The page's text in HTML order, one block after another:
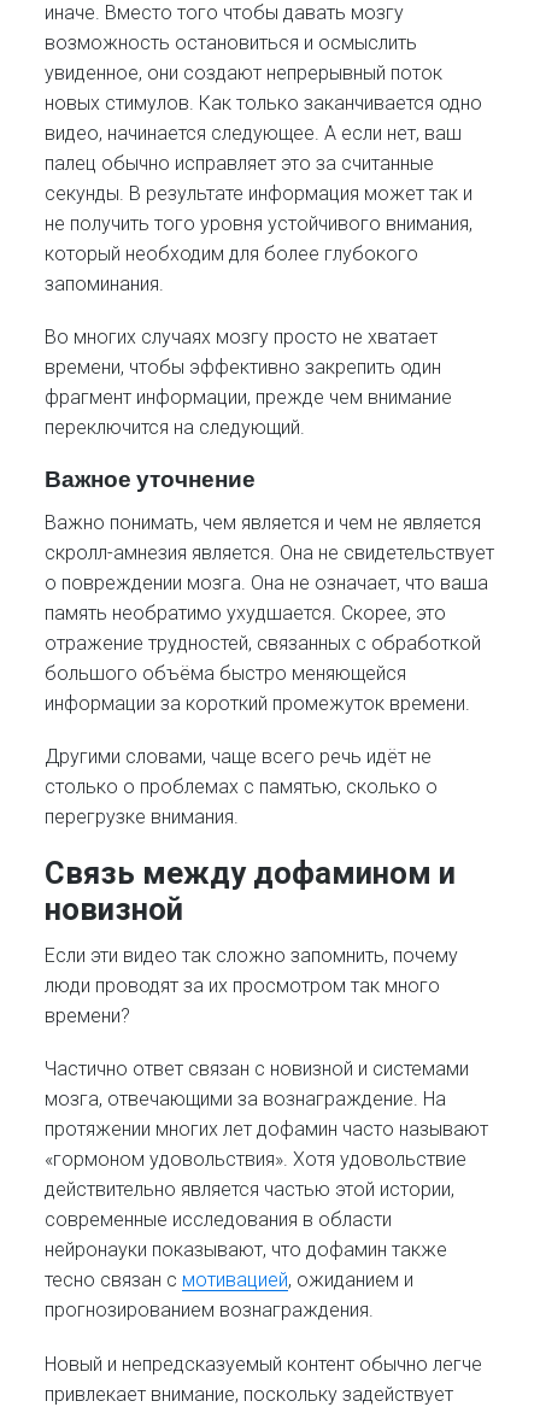
иначе. Вместо того чтобы давать мозгу
возможность остановиться и осмыслить
увиденное, они создают непрерывный поток
новых стимулов. Как только заканчивается одно
видео, начинается следующее. А если нет, ваш
палец обычно исправляет это за считанные
секунды. В результате информация может так и
не получить того уровня устойчивого внимания,
который необходим для более глубокого
запоминания.
Во многих случаях мозгу просто не хватает
времени, чтобы эффективно закрепить один
фрагмент информации, прежде чем внимание
переключится на следующий.
Важное уточнение
Важно понимать, чем является и чем не является
скролл-амнезия является. Она не свидетельствует
о повреждении мозга. Она не означает, что ваша
память необратимо ухудшается. Скорее, это
отражение трудностей, связанных с обработкой
большого объёма быстро меняющейся
информации за короткий промежуток времени.
Другими словами, чаще всего речь идёт не
столько о проблемах с памятью, сколько о
перегрузке внимания.
Связь между дофамином и
новизной
Если эти видео так сложно запомнить, почему
люди проводят за их просмотром так много
времени?
Частично ответ связан с новизной и системами
мозга, отвечающими за вознаграждение. На
протяжении многих лет дофамин часто называют
«гормоном удовольствия». Хотя удовольствие
действительно является частью этой истории,
современные исследования в области
нейронауки показывают, что дофамин также
тесно связан с мотивацией, ожиданием и
прогнозированием вознаграждения.
Новый и непредсказуемый контент обычно легче
привлекает внимание, поскольку задействует